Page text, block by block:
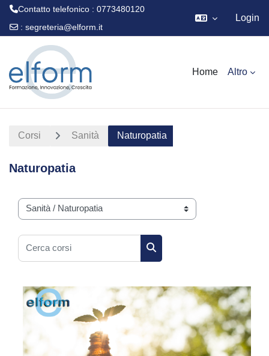
Contatto telefonico : 0773480120
: segreteria@elform.it
Login
Home Altro
Corsi Sanità Naturopatia
Naturopatia
Categorie di corso
Cerca corsi
Cerca corsi